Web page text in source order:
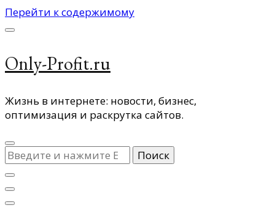
Перейти к содержимому
Only-Profit.ru
Жизнь в интернете: новости, бизнес,
оптимизация и раскрутка сайтов.
Ищите
что-
то?